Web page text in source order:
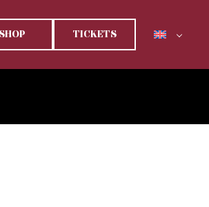
SHOP TICKETS